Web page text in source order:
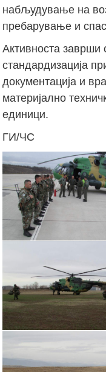
набљудување на
пребарување и
Активноста заврши
стандардизација
документација и
материјално
единици.
ГИ/ЧС